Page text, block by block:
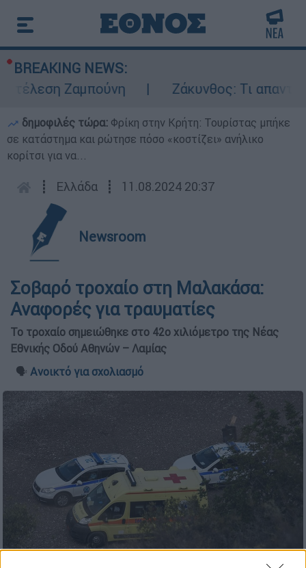
BREAKING NEWS:
Ζαμπούνη
Ζάκυνθος: Τι απαντά
δημοφιλές τώρα: Φρίκη στην Κρήτη: Τουρίστας μπήκε
σε κατάστημα και ρώτησε πόσο «κοστίζει» ανήλικο
κορίτσι για να...
┋ Ελλάδα ┋ 11.08.2024 20:37
Newsroom
Σοβαρό τροχαίο στη Μαλακάσα:
Αναφορές για τραυματίες
Το τροχαίο σημειώθηκε στο 42ο χιλιόμετρο της Νέας
Εθνικής Οδού Αθηνών – Λαμίας
🗣️ Ανοικτό για σχολιασμό